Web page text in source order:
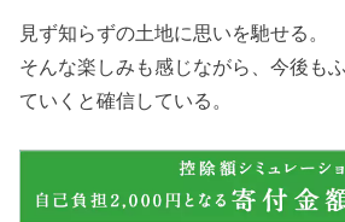
見ず知らずの土地に思いを馳せる。
そんな楽しみも感じながら、今後も
ていくと確信している。